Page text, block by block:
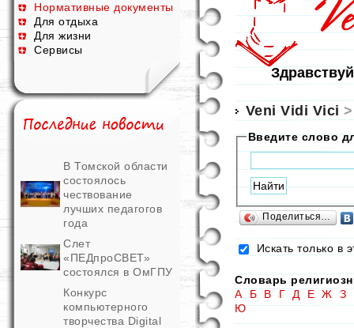
Нормативные документы
Для отдыха
Для жизни
Сервисы
В Томской области
состоялось
чествование
лучших педагогов
года
Слет
«ПЕДпроСВЕТ»
состоялся в ОмГПУ
Конкурс
компьютерного
творчества Digital
Veni Vidi Vici
Введите слово
Поделиться…
Искать только в
Словарь
А
Б В Г Д Е Ж З
Ю